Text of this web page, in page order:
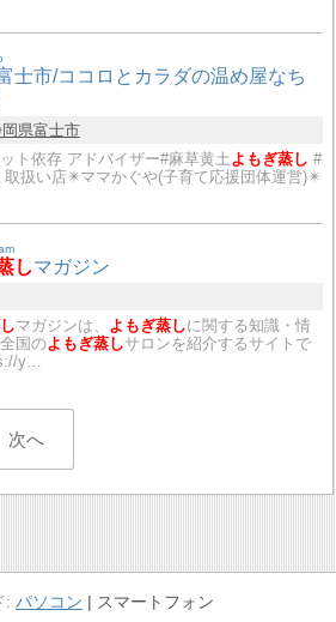
士市/ココロとカラダの温め屋なち
県富士市
ト依存 アドバイザー#麻草黄土 よもぎ蒸し #
取扱い店✴️ママかぐや(子育て応援団体運営)✴️
しマガジン
マガジンは、 よもぎ蒸しに関する知識・情
国のよもぎ蒸しサロンを紹介するサイトで
y…
次へ
パソコン スマートフォン